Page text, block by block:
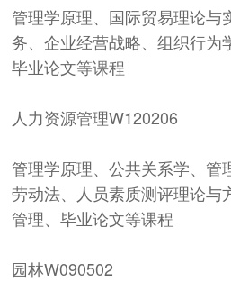
管理学原理、国际贸易理论与
务、企业经营战略、组织行为
毕业论文等课程
人力资源管理W120206
管理学原理、公共关系学、管
劳动法、人员素质测评理论与
管理、毕业论文等课程
园林W090502